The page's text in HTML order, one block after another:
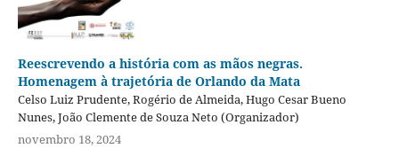
Reescrevendo a história com as mãos negras.
Homenagem à trajetória de Orlando da Mata
Celso Luiz Prudente, Rogério de Almeida, Hugo Cesar Bueno
Nunes, João Clemente de Souza Neto (Organizador)
novembro 18, 2024